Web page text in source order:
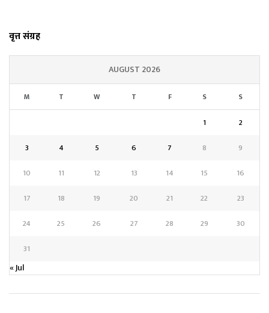
वृत्त संग्रह
AUGUST 2026
M T W T F S S
1
2
3
4 5 6 7 8
9
10
11 12 13 14 15
16
17
18 19 20 21 22
23
24
25 26 27 28 29
30
31
« Jul